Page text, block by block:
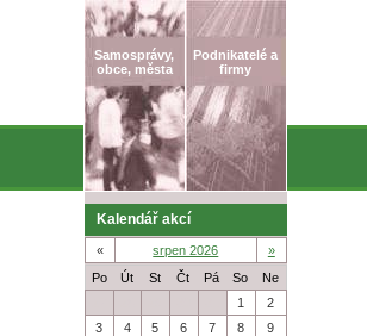
Samosprávy,
obce, města
Podnikatelé a
firmy
Kalendář akcí
« srpen 2026
»
Po
Út St Čt Pá So
Ne
1
2
3
4 5 6 7 8
9